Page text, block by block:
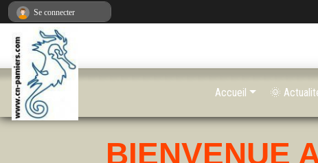
BIENVENUE
Accueil 🌞
Se connecter
Panneau de gestion des cookies